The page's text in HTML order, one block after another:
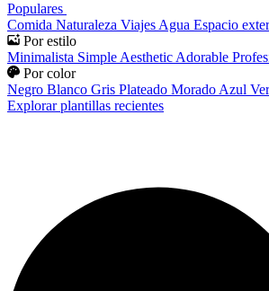
Populares
Comida Naturaleza Viajes Agua Espacio
Por estilo
Minimalista Simple Aesthetic Adorable
Por color
Negro Blanco Gris Plateado Morado Azul
Explorar plantillas recientes